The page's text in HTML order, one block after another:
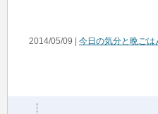
2014/05/09 | 今日の気分と晩ごは